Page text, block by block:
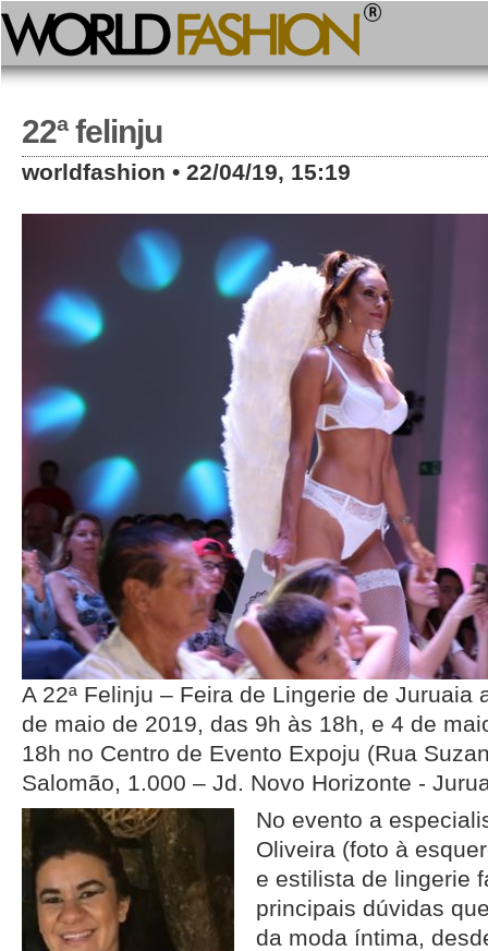
22ª felinju
worldfashion • 22/04/19, 15:19
A 22ª Felinju – Feira de Lingerie de Juruaia
de maio de 2019, das 9h às 18h, e 4 de
18h no Centro de Evento Expoju (Rua
Salomão, 1.000 – Jd. Novo Horizonte -
No evento a
Oliveira (foto à
e estilista de lingerie
principais dúvidas
da moda íntima,